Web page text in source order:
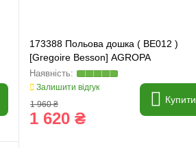
173388 Польова дошка ( BE012 )
[Gregoire Besson] AGROPA
Залишити відгук
1 960 ₴
1 620 ₴
Купити